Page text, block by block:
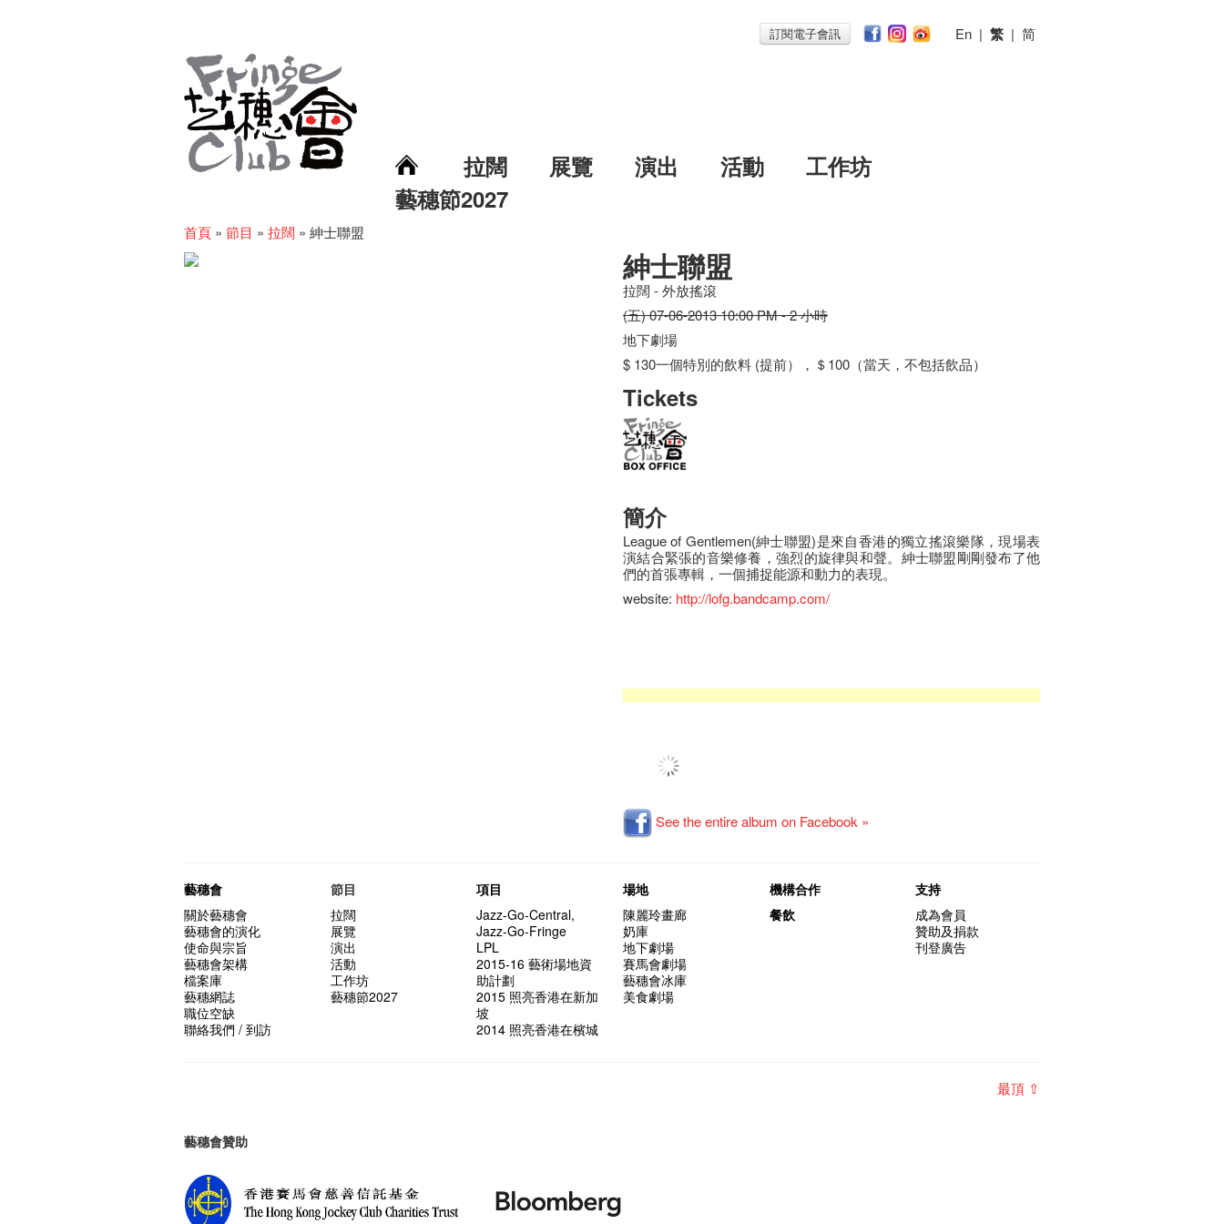
訂閱電子會訊 En | 繁 | 简
拉闊 展覽 演出 活動
工作坊
藝穗節2027
首頁 » 節目 » 拉闊 » 紳士聯盟
紳士聯盟
拉闊 - 外放搖滾
(五) 07-06-2013 10:00 PM - 2 小時
地下劇場
$ 130一個特別的飲料 (提前），＄100（當天，不包括飲品）
Tickets
簡介
League of Gentlemen(紳士聯盟)是來自香港的獨立搖滾樂隊，現場表
演結合緊張的音樂修養，強烈的旋律與和聲。紳士聯盟剛剛發布了他
們的首張專輯，一個捕捉能源和動力的表現。
website: http://lofg.bandcamp.com/
See the entire album on Facebook »
藝穗會
關於藝穗會
藝穗會的演化
使命與宗旨
藝穗會架構
檔案庫
藝穗網誌
職位空缺
聯絡我們 / 到訪
節目
拉闊
展覽
演出
活動
工作坊
藝穗節2027
項目
Jazz-Go-Central,
Jazz-Go-Fringe
LPL
2015-16 藝術場地資
助計劃
2015 照亮香港在新加
坡
2014 照亮香港在檳城
場地
陳麗玲畫廊
奶庫
地下劇場
賽馬會劇場
藝穗會冰庫
美食劇場
機構合作
餐飲
支持
成為會員
贊助及捐款
刊登廣告
最頂 ⇧
藝穗會贊助